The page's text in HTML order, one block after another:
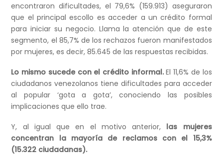
encontraron dificultades, el 79,6% (159.913) aseguraron
que el principal escollo es acceder a un crédito formal
para iniciar su negocio. Llama la atención que de este
segmento, el 85,7% de los rechazos fueron manifestados
por mujeres, es decir, 85.645 de las respuestas recibidas.
Lo mismo sucede con el crédito informal.El 11,6% de los
ciudadanos venezolanos tiene dificultades para acceder
al popular ‘gota a gota’, conociendo las posibles
implicaciones que ello trae.
Y, al igual que en el motivo anterior, las mujeres
concentran la mayoría de reclamos con el 15,3%
(15.322 ciudadanas).